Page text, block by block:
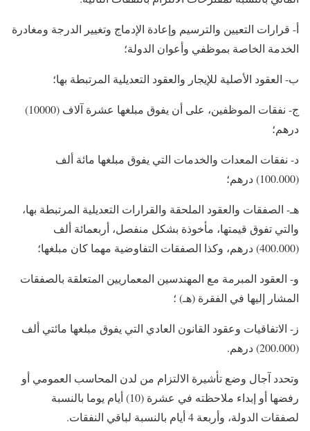
أ- قرارات التعيين والترسيم وإعادة الإدماج وتغيير الدرجة ومغادرة
الخدمة الخاصة بموظفي وأعوان الدولة؛
ب- العقود الأصلية للإيجار والعقود التعديلية المرتبطة بها؛
ج- نفقات الموظفين، على أن يفوق مبلغها عشرة آلاف (10000)
درهم؛
د- نفقات المعدات والخدمات التي يفوق مبلغها مائة ألف
(100.000) درهم؛
هـ- الصفقات والعقود الملحقة والقرارات التعديلية المرتبطة بها،
والتي تفوق قيمتها، مأخوذة بشكل منفصل، أربعمائة ألف
(400.000) درهم، وكذا الصفقات التفاوضية مهما كان مبلغها؛
و- العقود المبرمة مع المهندسين المعماريين المتعلقة بالصفقات
المشار إليها في الفقرة (هـ) ؛
ز- الاتفاقيات وعقود القانون العادي التي يفوق مبلغها مائتي ألف
(200.000) درهم.
وتحدد آجال وضع تأشيرة الالتزام من لدن المحاسب العمومي أو
رفضها أو إبداء ملاحظته في عشرة (10) أيام يوما بالنسبة
لصفقات الدولة، وأربعة 4 أيام بالنسبة لباقي النفقات.